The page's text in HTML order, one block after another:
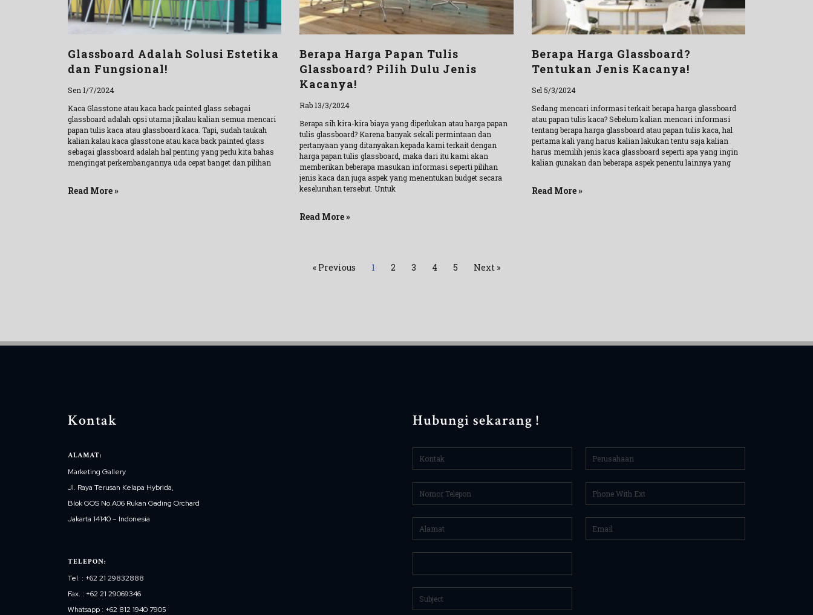
Glassboard Adalah Solusi Estetika
dan Fungsional!
Sen 1/7/2024
Kaca Glasstone atau kaca back painted glass sebagai
glassboard adalah opsi utama jikalau kalian semua mencari
papan tulis kaca atau glassboard kaca. Tapi, sudah taukah
kalian kalau kaca glasstone atau kaca back painted glass
sebagai glassboard adalah hal penting yang perlu kita bahas
mengingat perkembangannya uda cepat banget dan pilihan
Read More »
Berapa Harga Papan Tulis
Glassboard? Pilih Dulu Jenis
Kacanya!
Rab 13/3/2024
Berapa sih kira-kira biaya yang diperlukan atau harga papan
tulis glassboard? Karena banyak sekali permintaan dan
pertanyaan yang ditanyakan kepada kami terkait dengan
harga papan tulis glassboard, maka dari itu kami akan
memberikan beberapa masukan informasi seperti pilihan
jenis kaca dan juga aspek yang menentukan budget secara
keseluruhan tersebut. Untuk
Read More »
Berapa Harga Glassboard?
Tentukan Jenis Kacanya!
Sel 5/3/2024
Sedang mencari informasi terkait berapa harga glassboard
atau papan tulis kaca? Sebelum kalian mencari informasi
tentang berapa harga glassboard atau papan tulis kaca, hal
pertama kali yang harus kalian lakukan tentu saja kalian
harus memilih jenis kaca glassboard seperti apa yang ingin
kalian gunakan dan beberapa aspek penentu lainnya yang
Read More »
« Previous 1 2 3 4 5 Next »
Kontak
ALAMAT:
Marketing Gallery
Jl. Raya Terusan Kelapa Hybrida,
Blok GOS No.A06 Rukan Gading Orchard
Jakarta 14140 – Indonesia
TELEPON:
Tel. : +62 21 29832888
Fax. : +62 21 29069346
Whatsapp : +62 812 1940 7905
Hubungi sekarang !